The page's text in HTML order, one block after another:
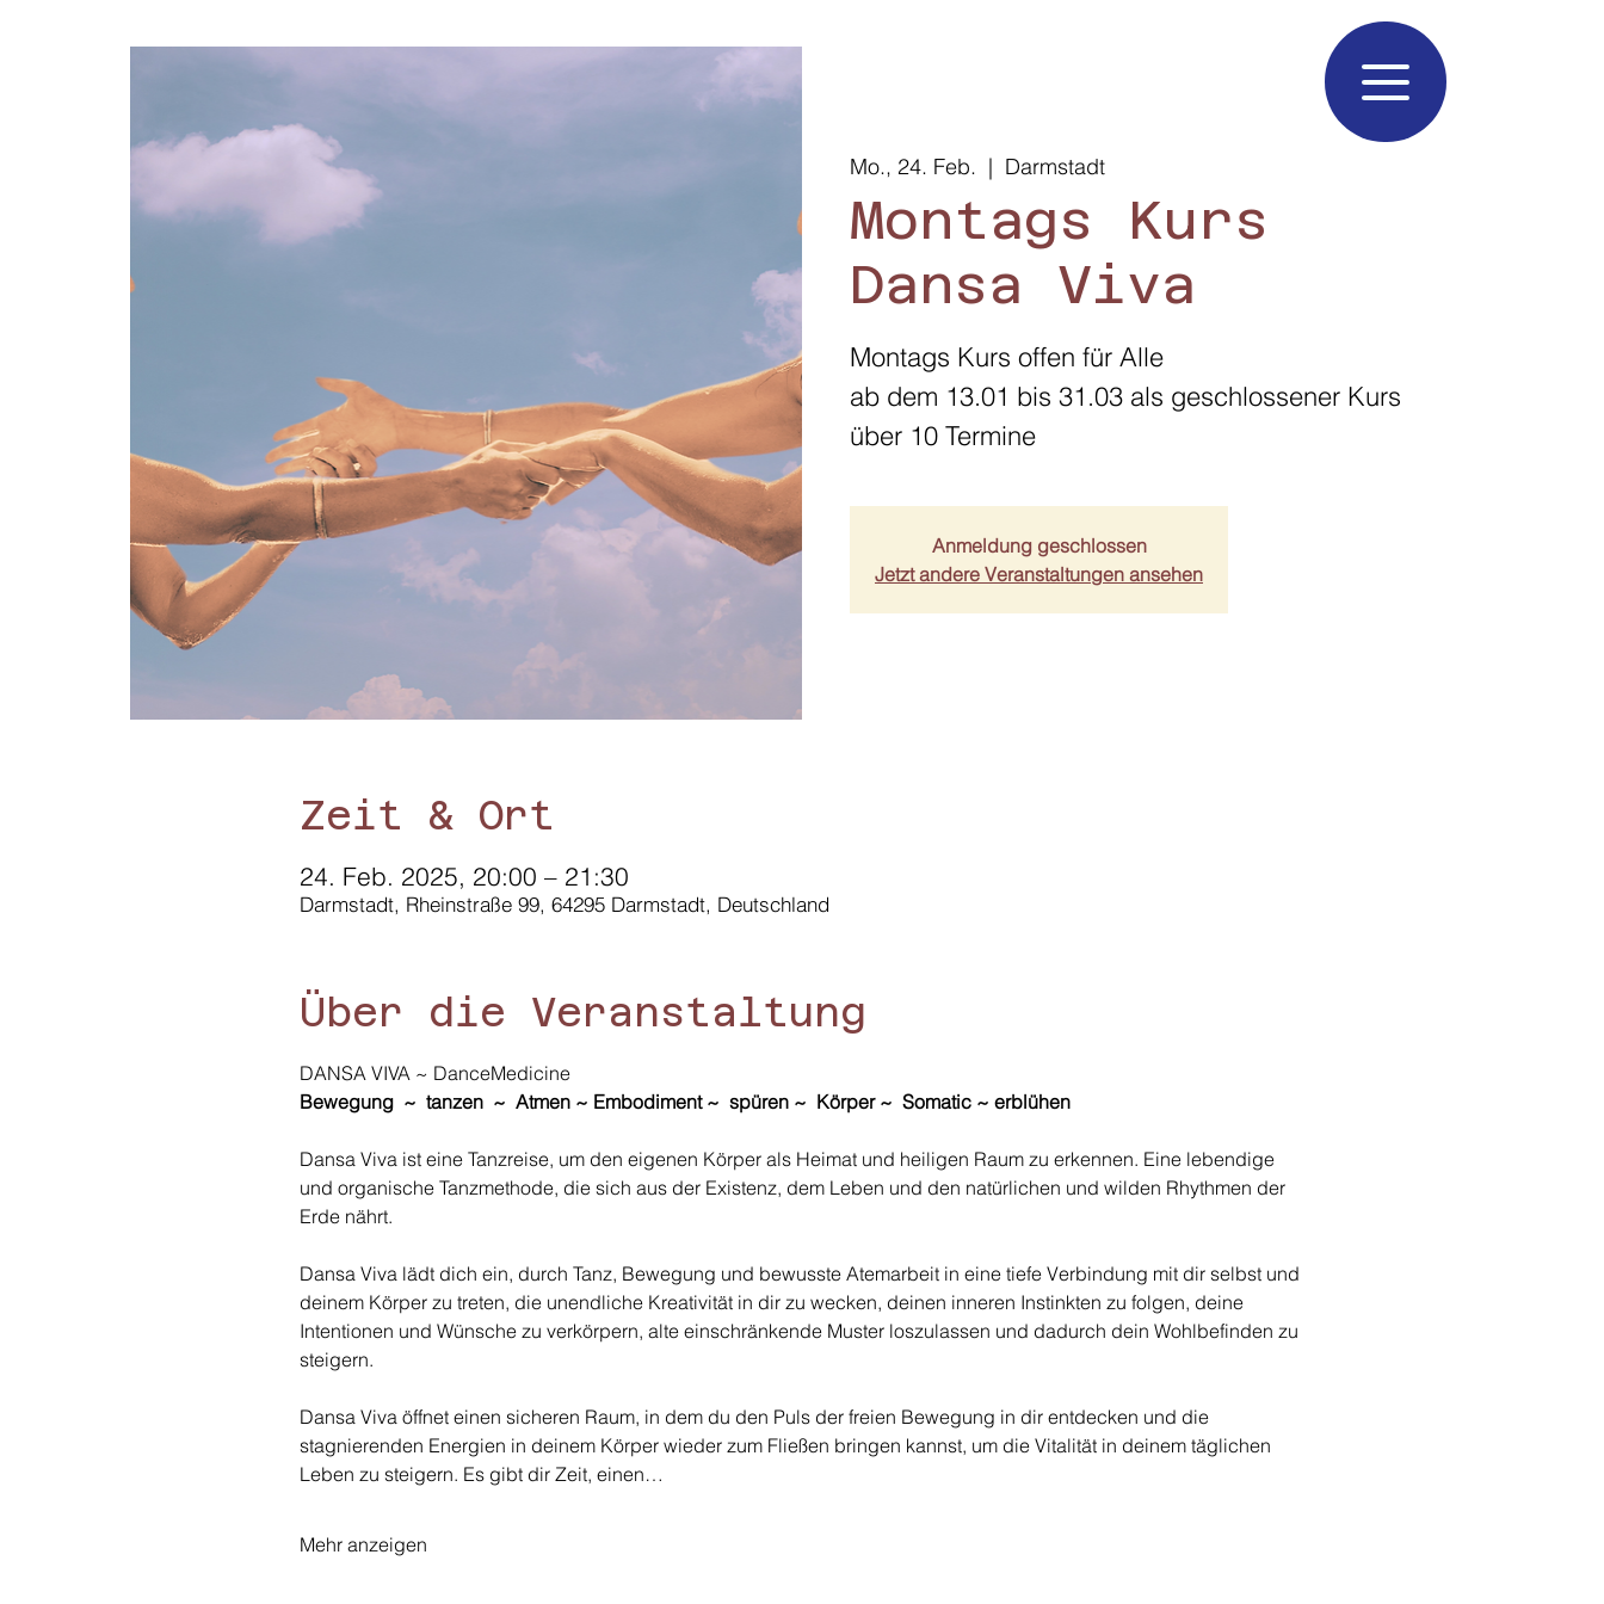
Mo., 24. Feb.
  |
Darmstadt
Montags Kurs
Dansa Viva
Montags Kurs offen für Alle
ab dem 13.01 bis 31.03 als geschlossener Kurs
über 10 Termine
Anmeldung geschlossen
Jetzt andere Veranstaltungen ansehen
Zeit & Ort
24. Feb. 2025, 20:00 – 21:30
Darmstadt, Rheinstraße 99, 64295 Darmstadt, Deutschland
Über die Veranstaltung
DANSA VIVA ~ DanceMedicine
Bewegung  ~  tanzen  ~  Atmen ~ Embodiment ~  spüren ~  Körper ~  Somatic ~ erblühen
Dansa Viva ist eine Tanzreise, um den eigenen Körper als Heimat und heiligen Raum zu erkennen. Eine lebendige
und organische Tanzmethode, die sich aus der Existenz, dem Leben und den natürlichen und wilden Rhythmen der
Erde nährt.
Dansa Viva lädt dich ein, durch Tanz, Bewegung und bewusste Atemarbeit in eine tiefe Verbindung mit dir selbst und
deinem Körper zu treten, die unendliche Kreativität in dir zu wecken, deinen inneren Instinkten zu folgen, deine
Intentionen und Wünsche zu verkörpern, alte einschränkende Muster loszulassen und dadurch dein Wohlbefinden zu
steigern.
Dansa Viva öffnet einen sicheren Raum, in dem du den Puls der freien Bewegung in dir entdecken und die
stagnierenden Energien in deinem Körper wieder zum Fließen bringen kannst, um die Vitalität in deinem täglichen
Leben zu steigern. Es gibt dir Zeit, einen…
Mehr anzeigen